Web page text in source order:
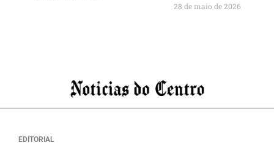
28 de maio de 2026
EDITORIAL